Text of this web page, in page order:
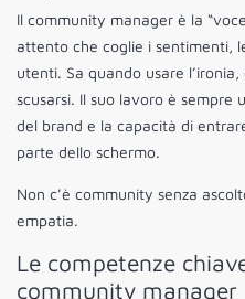
Il community manager è la
attento che coglie i sentimenti,
utenti. Sa quando usare
scusarsi. Il suo lavoro è sempre
del brand e la capacità di
parte dello schermo.
Non c’è community senza
empatia.
Le competenze
community manager